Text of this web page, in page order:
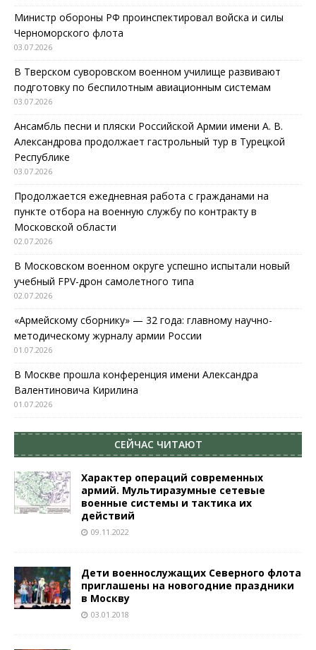
Министр обороны РФ проинспектировал войска и силы
Черноморского флота
03.07.2026
В Тверском суворовском военном училище развивают
подготовку по беспилотным авиационным системам
03.07.2026
Ансамбль песни и пляски Российской Армии имени А. В.
Александрова продолжает гастрольный тур в Турецкой
Республике
03.07.2026
Продолжается ежедневная работа с гражданами на
пункте отбора на военную службу по контракту в
Московской области
02.07.2026
В Московском военном округе успешно испытали новый
учебный FPV-дрон самолетного типа
02.07.2026
«Армейскому сборнику» — 32 года: главному научно-
методическому журналу армии России
01.07.2026
В Москве прошла конференция имени Александра
Валентиновича Кирилина
01.07.2026
СЕЙЧАС ЧИТАЮТ
Характер операций современных
армий. Мультиразумные сетевые
военные системы и тактика их
действий
09.11.2022
Дети военнослужащих Северного флота
приглашены на новогодние праздники
в Москву
03.01.2018